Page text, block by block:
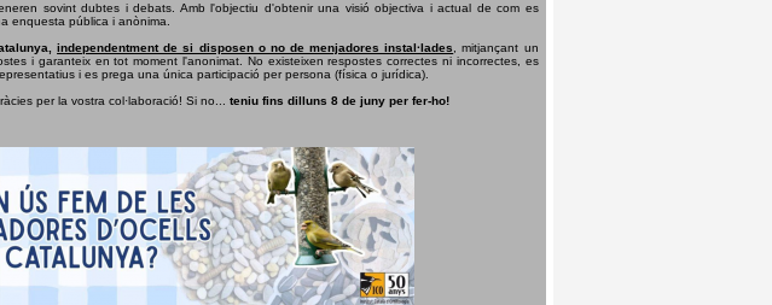
sovint dubtes i debats. Amb l'objectiu d'obtenir una visió objectiva i actual de com es
enquesta pública i anònima.
independentment de si disposen o no de menjadores instal·lades, mitjançant un
i garanteix en tot moment l'anonimat. No existeixen respostes correctes ni incorrectes, es
i es prega una única participació per persona (física o jurídica).
per la vostra col·laboració! Si no... teniu fins dilluns 8 de juny per fer-ho!